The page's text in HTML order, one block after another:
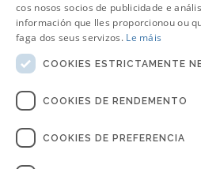
cos nosos socios de publicidade e
información que lles proporcionou ou
faga dos seus servizos. Le máis
COOKIES ESTRICTAMENTE
COOKIES DE RENDEMENTO
COOKIES DE PREFERENCIA